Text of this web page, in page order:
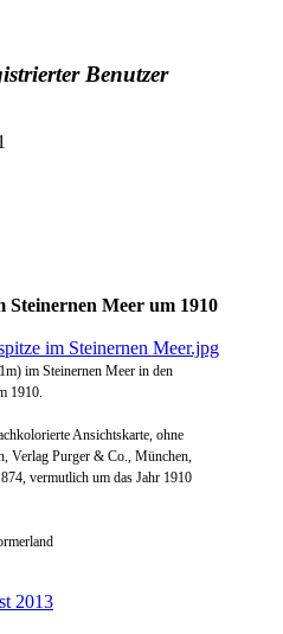
Benutzer
Steinernen Meer um 1910
im Steinernen Meer in den
1910.
Ansichtskarte, ohne
Verlag Purger & Co., München,
vermutlich um das Jahr 1910
2013